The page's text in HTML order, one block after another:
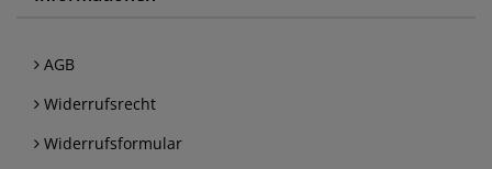
AGB
Widerrufsrecht
Widerrufsformular